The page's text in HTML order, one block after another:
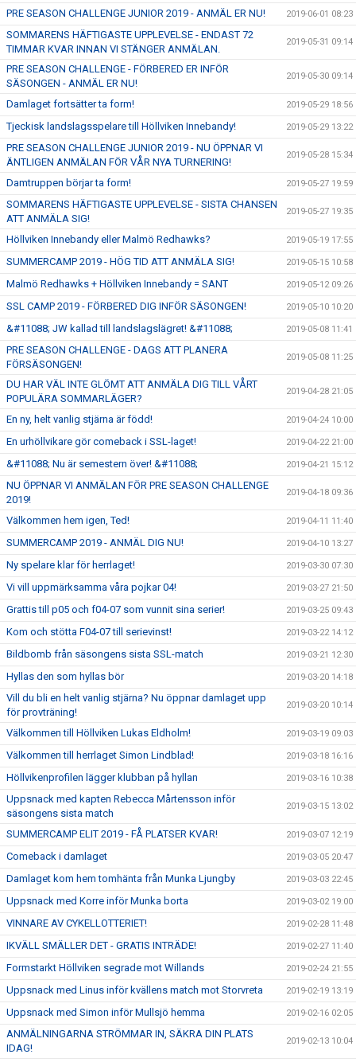
PRE SEASON CHALLENGE JUNIOR 2019 - ANMÄL ER NU! 2019-06-01 08:23
SOMMARENS HÄFTIGASTE UPPLEVELSE - ENDAST 72
TIMMAR KVAR INNAN VI STÄNGER ANMÄLAN.
2019-05-31 09:14
PRE SEASON CHALLENGE - FÖRBERED ER INFÖR
SÄSONGEN - ANMÄL ER NU!
2019-05-30 09:14
Damlaget fortsätter ta form! 2019-05-29 18:56
Tjeckisk landslagsspelare till Höllviken Innebandy! 2019-05-29 13:22
PRE SEASON CHALLENGE JUNIOR 2019 - NU ÖPPNAR VI
ÄNTLIGEN ANMÄLAN FÖR VÅR NYA TURNERING!
2019-05-28 15:34
Damtruppen börjar ta form! 2019-05-27 19:59
SOMMARENS HÄFTIGASTE UPPLEVELSE - SISTA CHANSEN
ATT ANMÄLA SIG!
2019-05-27 19:35
Höllviken Innebandy eller Malmö Redhawks? 2019-05-19 17:55
SUMMERCAMP 2019 - HÖG TID ATT ANMÄLA SIG! 2019-05-15 10:58
Malmö Redhawks + Höllviken Innebandy = SANT 2019-05-12 09:26
SSL CAMP 2019 - FÖRBERED DIG INFÖR SÄSONGEN! 2019-05-10 10:20
&#11088; JW kallad till landslagslägret! &#11088; 2019-05-08 11:41
PRE SEASON CHALLENGE - DAGS ATT PLANERA
FÖRSÄSONGEN!
2019-05-08 11:25
DU HAR VÄL INTE GLÖMT ATT ANMÄLA DIG TILL VÅRT
POPULÄRA SOMMARLÄGER?
2019-04-28 21:05
En ny, helt vanlig stjärna är född! 2019-04-24 10:00
En urhöllvikare gör comeback i SSL-laget! 2019-04-22 21:00
&#11088; Nu är semestern över! &#11088; 2019-04-21 15:12
NU ÖPPNAR VI ANMÄLAN FÖR PRE SEASON CHALLENGE
2019!
2019-04-18 09:36
Välkommen hem igen, Ted! 2019-04-11 11:40
SUMMERCAMP 2019 - ANMÄL DIG NU! 2019-04-10 13:27
Ny spelare klar för herrlaget! 2019-03-30 07:30
Vi vill uppmärksamma våra pojkar 04! 2019-03-27 21:50
Grattis till p05 och f04-07 som vunnit sina serier! 2019-03-25 09:43
Kom och stötta F04-07 till serievinst! 2019-03-22 14:12
Bildbomb från säsongens sista SSL-match 2019-03-21 12:30
Hyllas den som hyllas bör 2019-03-20 14:18
Vill du bli en helt vanlig stjärna? Nu öppnar damlaget upp
för provträning!
2019-03-20 10:14
Välkommen till Höllviken Lukas Eldholm! 2019-03-19 09:03
Välkommen till herrlaget Simon Lindblad! 2019-03-18 16:16
Höllvikenprofilen lägger klubban på hyllan 2019-03-16 10:38
Uppsnack med kapten Rebecca Mårtensson inför
säsongens sista match
2019-03-15 13:02
SUMMERCAMP ELIT 2019 - FÅ PLATSER KVAR! 2019-03-07 12:19
Comeback i damlaget 2019-03-05 20:47
Damlaget kom hem tomhänta från Munka Ljungby 2019-03-03 22:45
Uppsnack med Korre inför Munka borta 2019-03-02 19:00
VINNARE AV CYKELLOTTERIET! 2019-02-28 11:48
IKVÄLL SMÄLLER DET - GRATIS INTRÄDE! 2019-02-27 11:40
Formstarkt Höllviken segrade mot Willands 2019-02-24 21:55
Uppsnack med Linus inför kvällens match mot Storvreta 2019-02-19 13:19
Uppsnack med Simon inför Mullsjö hemma 2019-02-16 02:05
ANMÄLNINGARNA STRÖMMAR IN, SÄKRA DIN PLATS
IDAG!
2019-02-13 10:04